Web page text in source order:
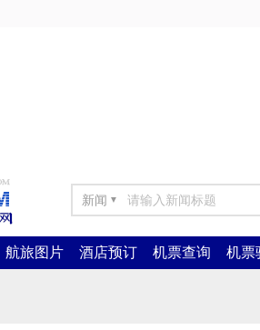
新闻 ▼
航旅图片 酒店预订 机票查询 机票